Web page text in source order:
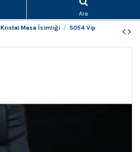
Ara
Kristal Masa İsimliği
5054 Vip